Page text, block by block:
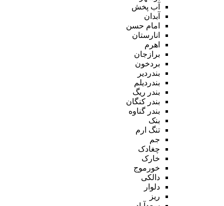
آب پخش
آبدان
امام حسن
انارستان
اهرم
برازجان
بردخون
بندردیر
بندردیلم
بندر ریگ
بندر کنگان
بندر گناوه
بنک
تنگ ارم
جم
چغادک
خارک
خورموج
دالکی
دلوار
ریز